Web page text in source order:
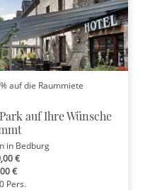
auf die Raummiete
auf Ihre Wünsche
in Bedburg
€
€
Pers.